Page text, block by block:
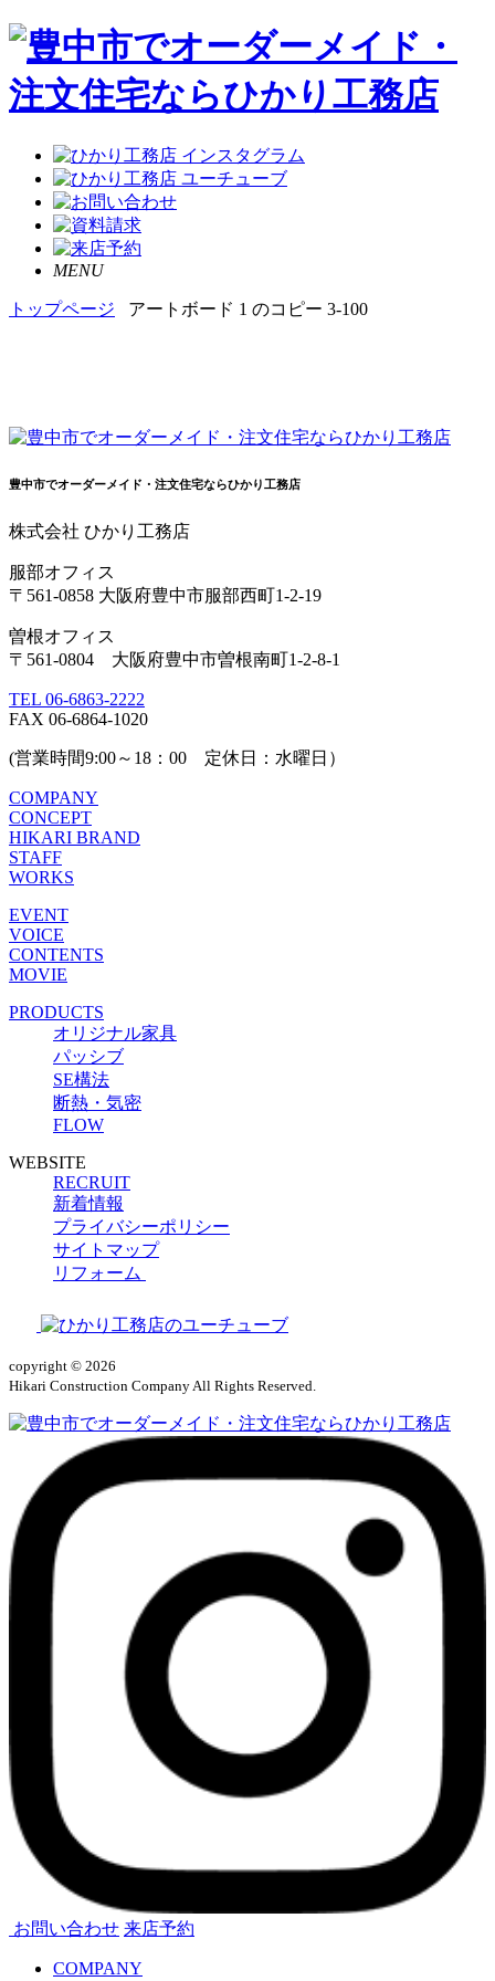
MENU
トップページ アートボード 1 のコピー 3-100
豊中市でオーダーメイド・注文住宅ならひかり工務店
株式会社 ひかり工務店
服部オフィス
〒561-0858 大阪府豊中市服部西町1-2-19
曽根オフィス
〒561-0804 大阪府豊中市曽根南町1-2-8-1
TEL 06-6863-2222
FAX 06-6864-1020
(営業時間9:00～18：00 定休日：水曜日）
COMPANY
CONCEPT
HIKARI BRAND
STAFF
WORKS
EVENT
VOICE
CONTENTS
MOVIE
PRODUCTS
オリジナル家具
パッシブ
SE構法
断熱・気密
FLOW
WEBSITE
RECRUIT
新着情報
プライバシーポリシー
サイトマップ
リフォーム
copyright © 2026
Hikari Construction Company All Rights Reserved.
お問い合わせ 来店予約
COMPANY